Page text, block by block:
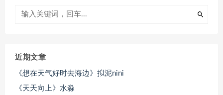
近期文章
《想在天气好时去海边》拟泥nini
《天天向上》水淼